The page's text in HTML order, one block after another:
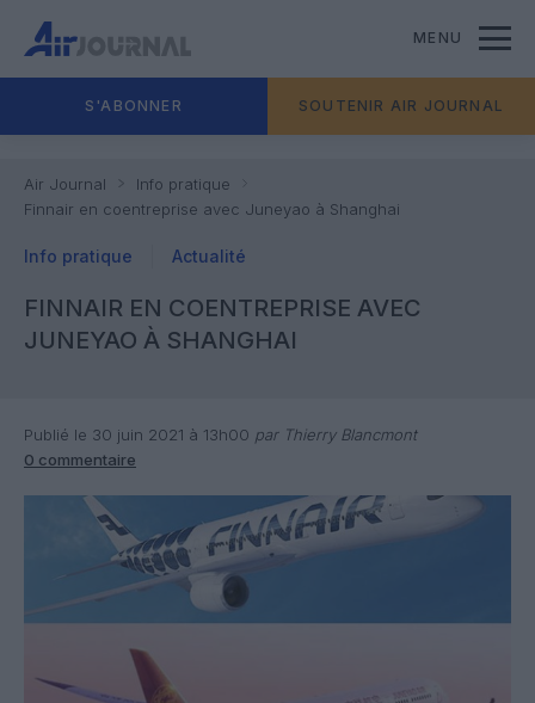
MENU
S'ABONNER SOUTENIR AIR JOURNAL
Air Journal
Info pratique
Finnair en coentreprise avec Juneyao à Shanghai
Info pratique Actualité
FINNAIR EN COENTREPRISE AVEC
JUNEYAO À SHANGHAI
Publié le 30 juin 2021 à 13h00 par Thierry Blancmont
0 commentaire